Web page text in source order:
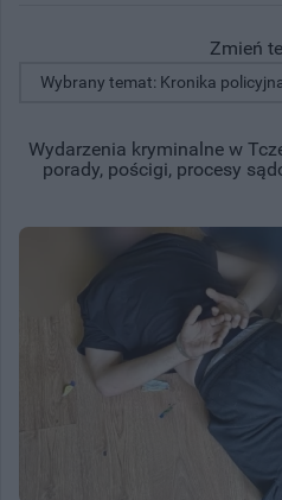
Zmień
Wydarzenia kryminalne w
porady, pościgi, procesy